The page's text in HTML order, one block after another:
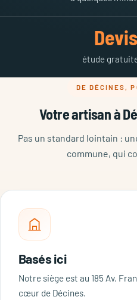
étude
DE DÉCINES,
Votre artisan à
Pas un standard lointain :
commune, qui
Basés ici
Notre siège est au 185 Av.
cœur de Décines.